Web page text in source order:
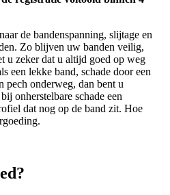
de bandenspanning, slijtage en
Zo blijven uw banden veilig,
u zeker dat u altijd goed op weg
een lekke band, schade door een
pech onderweg, dan bent u
onherstelbare schade een
dat nog op de band zit. Hoe